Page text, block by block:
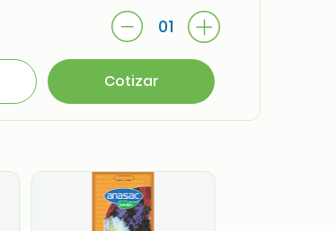
01
Cotizar